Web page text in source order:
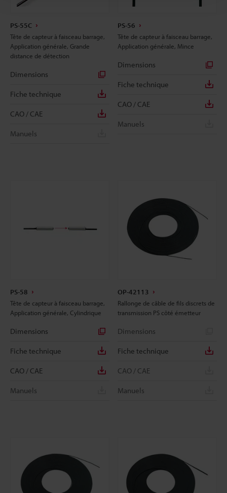
PS-55C
Tête de capteur à faisceau barrage,
Application générale, Grande
distance de détection
Dimensions
Fiche technique
CAO / CAE
Manuels
PS-56
Tête de capteur à faisceau barrage,
Application générale, Mince
Dimensions
Fiche technique
CAO / CAE
Manuels
PS-58
Tête de capteur à faisceau barrage,
Application générale, Cylindrique
Dimensions
Fiche technique
CAO / CAE
Manuels
OP-42113
Rallonge de câble de fils discrets de
transmission PS côté émetteur
Dimensions
Fiche technique
CAO / CAE
Manuels